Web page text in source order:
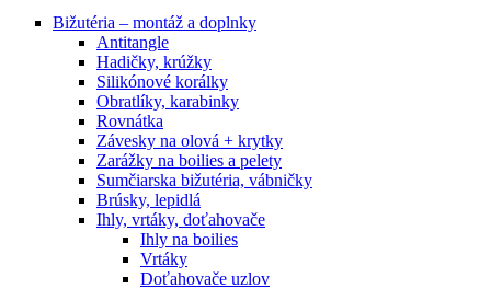
Bižutéria – montáž a doplnky
Antitangle
Hadičky, krúžky
Silikónové korálky
Obratlíky, karabinky
Rovnátka
Závesky na olová + krytky
Zarážky na boilies a pelety
Sumčiarska bižutéria, vábničky
Brúsky, lepidlá
Ihly, vrtáky, doťahovače
Ihly na boilies
Vrtáky
Doťahovače uzlov